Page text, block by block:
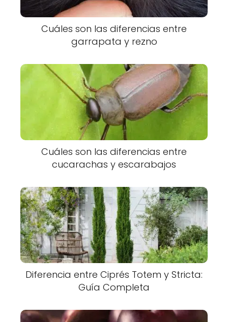
Cuáles son las diferencias entre
garrapata y rezno
Cuáles son las diferencias entre
cucarachas y escarabajos
Diferencia entre Ciprés Totem y Stricta:
Guía Completa